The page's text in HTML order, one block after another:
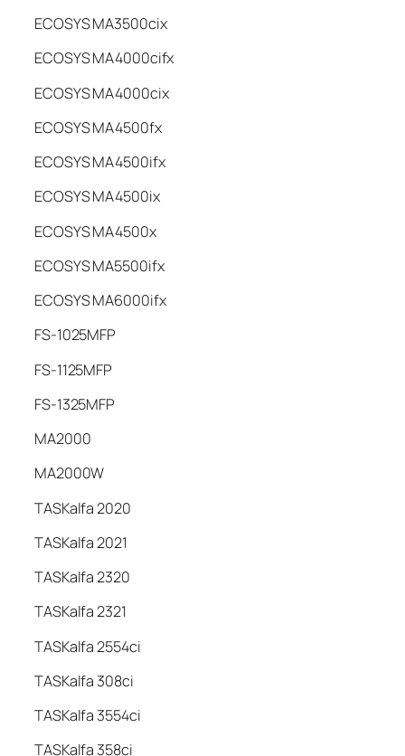
ECOSYS MA3500cix
ECOSYS MA4000cifx
ECOSYS MA4000cix
ECOSYS MA4500fx
ECOSYS MA4500ifx
ECOSYS MA4500ix
ECOSYS MA4500x
ECOSYS MA5500ifx
ECOSYS MA6000ifx
FS-1025MFP
FS-1125MFP
FS-1325MFP
MA2000
MA2000W
TASKalfa 2020
TASKalfa 2021
TASKalfa 2320
TASKalfa 2321
TASKalfa 2554ci
TASKalfa 308ci
TASKalfa 3554ci
TASKalfa 358ci